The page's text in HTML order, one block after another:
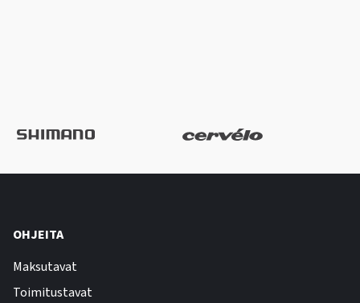
OHJEITA
Maksutavat
Toimitustavat